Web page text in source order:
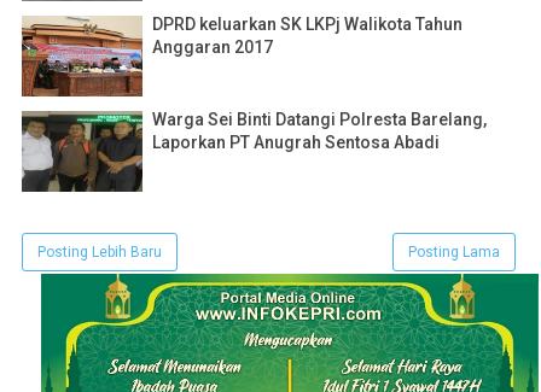
DPRD keluarkan SK LKPj Walikota Tahun
Anggaran 2017
Warga Sei Binti Datangi Polresta Barelang,
Laporkan PT Anugrah Sentosa Abadi
Posting Lebih Baru Posting Lama